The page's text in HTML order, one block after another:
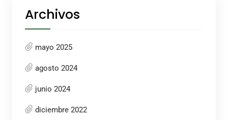
Archivos
mayo 2025
agosto 2024
junio 2024
diciembre 2022